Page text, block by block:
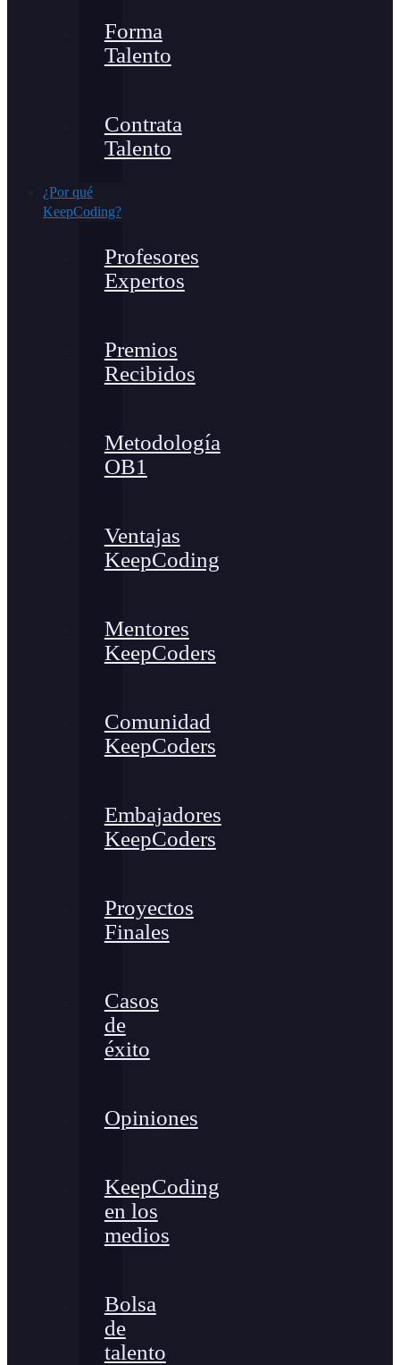
Forma
Talento
Contrata
Talento
¿Por qué
KeepCoding?
Profesores
Expertos
Premios
Recibidos
Metodología
OB1
Ventajas
KeepCoding
Mentores
KeepCoders
Comunidad
KeepCoders
Embajadores
KeepCoders
Proyectos
Finales
Casos
de
éxito
Opiniones
KeepCoding
en los
medios
Bolsa
de
talento